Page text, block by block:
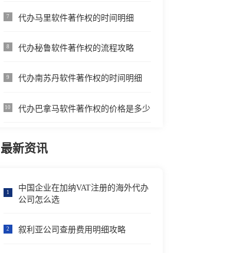
7 代办马里软件著作权的时间明细
8 代办秘鲁软件著作权的流程攻略
9 代办南苏丹软件著作权的时间明细
10 代办巴拿马软件著作权的价格是多少
最新资讯
1
中国企业在加纳VAT注册的海外代办
公司怎么选
2 叙利亚公司查册费用明细攻略